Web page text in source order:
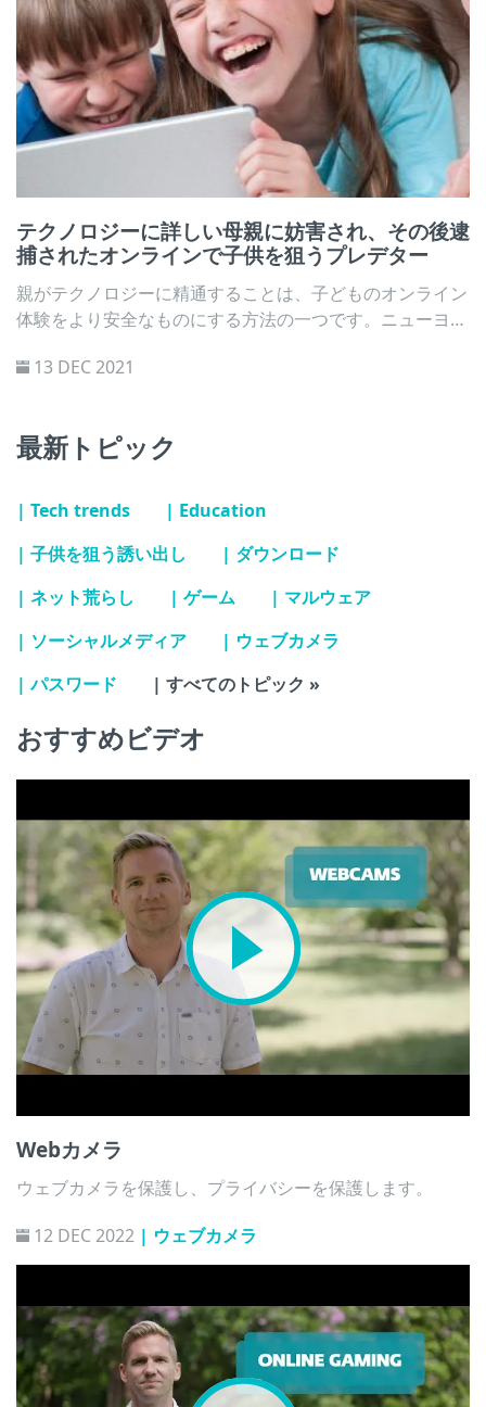
テクノロジーに詳しい母親に妨害され、その後逮
捕されたオンラインで子供を狙うプレデター
親がテクノロジーに精通することは、子どものオンライン
体験をより安全なものにする方法の一つです。ニューヨー
誘い出していたネット性犯罪者を発見し、逮捕につながっ
13 DEC 2021
最新トピック
| Tech trends
| Education
| 子供を狙う誘い出し
| ダウンロード
| ネット荒らし
| ゲーム
| マルウェア
| ソーシャルメディア
| ウェブカメラ
| パスワード
| すべてのトピック »
おすすめビデオ
Webカメラ
ウェブカメラを保護し、プライバシーを保護します。
12 DEC 2022 | ウェブカメラ